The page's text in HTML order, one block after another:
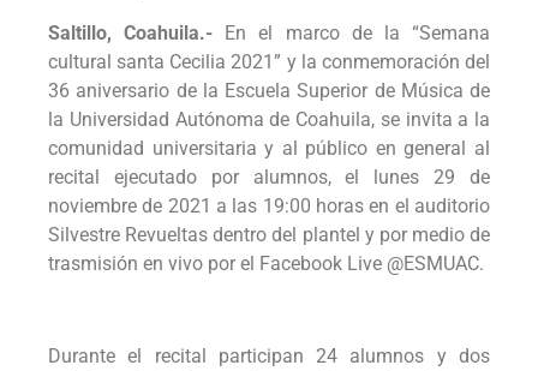
Saltillo, Coahuila.- En el marco de la “Semana
cultural santa Cecilia 2021” y la conmemoración del
36 aniversario de la Escuela Superior de Música de
la Universidad Autónoma de Coahuila, se invita a la
comunidad universitaria y al público en general al
recital ejecutado por alumnos, el lunes 29 de
noviembre de 2021 a las 19:00 horas en el auditorio
Silvestre Revueltas dentro del plantel y por medio de
trasmisión en vivo por el Facebook Live @ESMUAC.
Durante el recital participan 24 alumnos y dos